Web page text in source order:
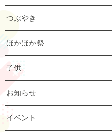
つぶやき
ほかほか祭
子供
お知らせ
イベント